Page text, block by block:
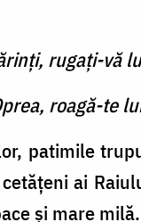
rugaţi-vă
roagă-te
patimile
ai
şi mare milă.